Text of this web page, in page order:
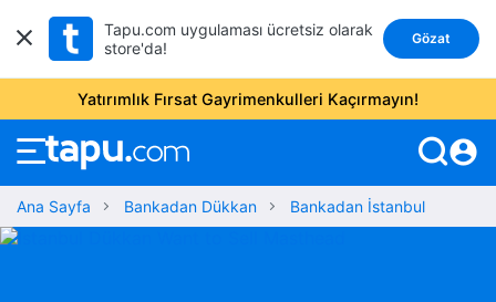
Tapu.com uygulaması ücretsiz olarak
store'da!
Gözat
Yatırımlık Fırsat Gayrimenkulleri Kaçırmayın!
account_circle
Ana Sayfa Bankadan Dükkan Bankadan İstanbul